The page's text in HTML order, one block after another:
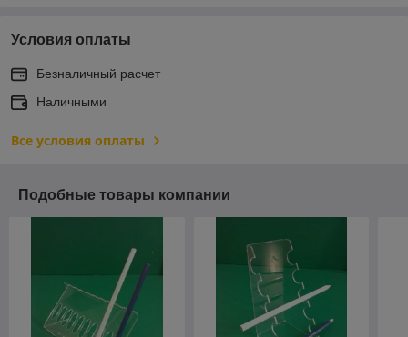
Условия оплаты
Безналичный расчет
Наличными
Все условия оплаты
Подобные товары компании